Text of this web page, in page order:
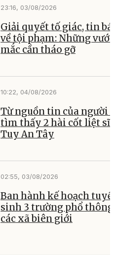
23:16, 03/08/2026
Giải quyết tố giác, tin
về tội phạm: Những
mắc cần tháo gỡ
10:22, 04/08/2026
Từ nguồn tin của người
tìm thấy 2 hài cốt liệt sĩ
Tuy An Tây
02:55, 03/08/2026
Ban hành kế hoạch
sinh 3 trường phổ
các xã biên giới